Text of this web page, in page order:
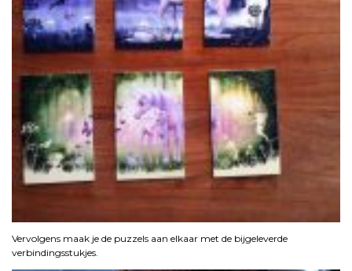
Vervolgens maak je de puzzels aan elkaar met de bijgeleverde
verbindingsstukjes.